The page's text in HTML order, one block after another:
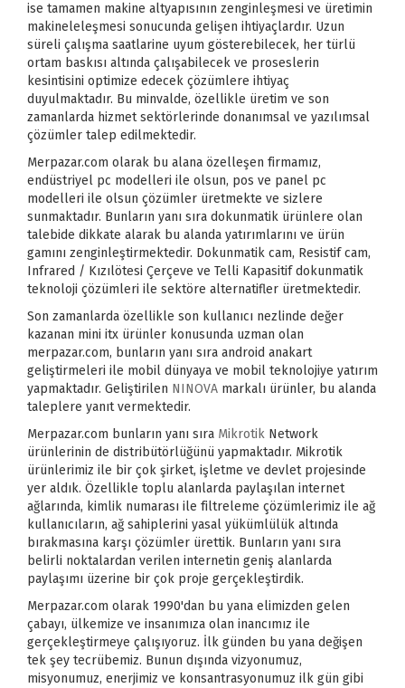
ise tamamen makine altyapısının zenginleşmesi ve üretimin
makineleleşmesi sonucunda gelişen ihtiyaçlardır. Uzun
süreli çalışma saatlarine uyum gösterebilecek, her türlü
ortam baskısı altında çalışabilecek ve proseslerin
kesintisini optimize edecek çözümlere ihtiyaç
duyulmaktadır. Bu minvalde, özellikle üretim ve son
zamanlarda hizmet sektörlerinde donanımsal ve yazılımsal
çözümler talep edilmektedir.
Merpazar.com olarak bu alana özelleşen firmamız,
endüstriyel pc modelleri ile olsun, pos ve panel pc
modelleri ile olsun çözümler üretmekte ve sizlere
sunmaktadır. Bunların yanı sıra dokunmatik ürünlere olan
talebide dikkate alarak bu alanda yatırımlarını ve ürün
gamını zenginleştirmektedir. Dokunmatik cam, Resistif cam,
Infrared / Kızılötesi Çerçeve ve Telli Kapasitif dokunmatik
teknoloji çözümleri ile sektöre alternatifler üretmektedir.
Son zamanlarda özellikle son kullanıcı nezlinde değer
kazanan mini itx ürünler konusunda uzman olan
merpazar.com, bunların yanı sıra android anakart
geliştirmeleri ile mobil dünyaya ve mobil teknolojiye yatırım
yapmaktadır. Geliştirilen NINOVA markalı ürünler, bu alanda
taleplere yanıt vermektedir.
Merpazar.com bunların yanı sıra Mikrotik Network
ürünlerinin de distribütörlüğünü yapmaktadır. Mikrotik
ürünlerimiz ile bir çok şirket, işletme ve devlet projesinde
yer aldık. Özellikle toplu alanlarda paylaşılan internet
ağlarında, kimlik numarası ile filtreleme çözümlerimiz ile ağ
kullanıcıların, ağ sahiplerini yasal yükümlülük altında
bırakmasına karşı çözümler ürettik. Bunların yanı sıra
belirli noktalardan verilen internetin geniş alanlarda
paylaşımı üzerine bir çok proje gerçekleştirdik.
Merpazar.com olarak 1990'dan bu yana elimizden gelen
çabayı, ülkemize ve insanımıza olan inancımız ile
gerçekleştirmeye çalışıyoruz. İlk günden bu yana değişen
tek şey tecrübemiz. Bunun dışında vizyonumuz,
misyonumuz, enerjimiz ve konsantrasyonumuz ilk gün gibi